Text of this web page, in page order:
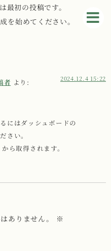
初の投稿です。
を始めてください。
者 より: 2024.12.4 15:22
にはダッシュボードの
さい。
から取得されます。
ありません。
※